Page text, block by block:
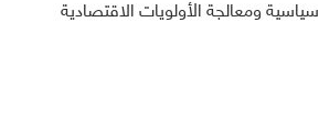
سياسية ومعالجة الأولويات الاقتصادية